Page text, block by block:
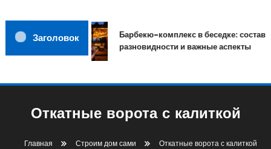
Заголовок
Барбекю-комплекс в беседке: состав,
разновидности и важные аспекты
Откатные ворота с калиткой
Главная Строим дом сами Откатные ворота с калиткой